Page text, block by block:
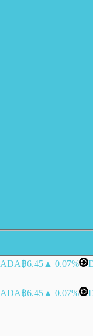
ADA฿6.45 ▲ 0.07%
ADA฿6.45 ▲ 0.07%